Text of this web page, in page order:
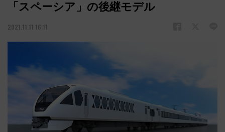
「スペーシア」の後継モデル
2021.11.11 16:11